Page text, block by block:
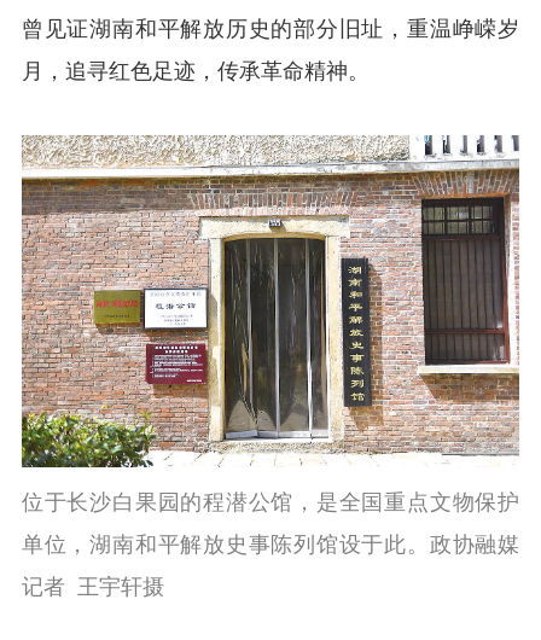
曾见证湖南和平解放历史的部分旧址，重温峥嵘岁
月，追寻红色足迹，传承革命精神。
位于长沙白果园的程潜公馆，是全国重点文物保护
单位，湖南和平解放史事陈列馆设于此。政协融媒
记者 王宇轩摄